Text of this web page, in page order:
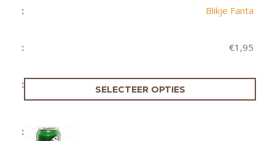
Blikje Fanta
€1,95
SELECTEER OPTIES